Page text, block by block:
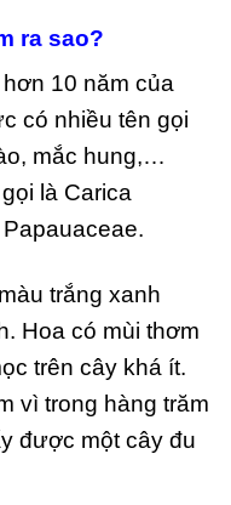
ra sao?
10 năm của
có nhiều tên gọi
mắc hung,…
là Carica
trắng xanh
Hoa có mùi thơm
trên cây khá ít.
vì trong hàng trăm
được một cây đu